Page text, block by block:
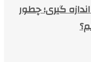
گیری؛ چطور